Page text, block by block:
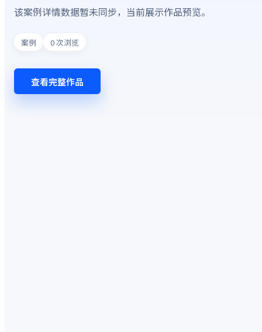
该案例详情数据暂未同步，当前展示作品预览。
案例 0次浏览
查看完整作品